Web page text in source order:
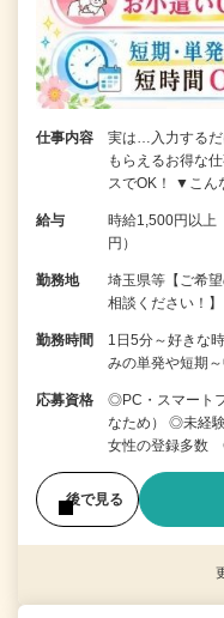
仕事内容
実は…入力するだ
もらえるお得な
スでOK！ ▼こん
給与
時給1,500円以上
円）
勤務地
埼玉県等【ご希
相談ください！】
勤務時間
1日5分～好きな
みの単発や短期
応募資格
◎PC・スマート
なため） ◎未経
女性の登録多数
後で見る